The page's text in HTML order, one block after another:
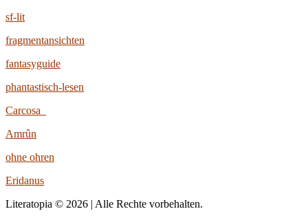
sf-lit
fragmentansichten
fantasyguide
phantastisch-lesen
Carcosa
Amrûn
ohne ohren
Eridanus
Literatopia © 2026 | Alle Rechte vorbehalten.